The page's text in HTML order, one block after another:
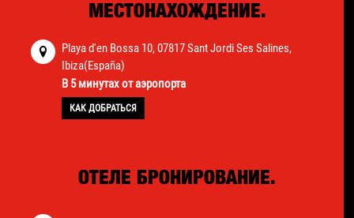
МЕСТОНАХОЖДЕНИЕ.
Playa d'en Bossa 10, 07817 Sant Jordi Ses Salines,
Ibiza(España)
В 5 минутах от аэропорта
КАК ДОБРАТЬСЯ
ОТЕЛЕ БРОНИРОВАНИЕ.